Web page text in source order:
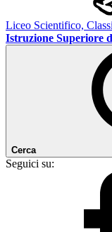
Liceo Scientifico,
Istruzione Superiore
Cerca
Seguici su: